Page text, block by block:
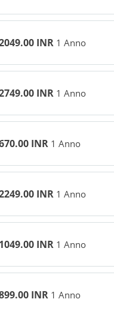
INR 1 Anno
INR 1 Anno
INR 1 Anno
INR 1 Anno
INR 1 Anno
INR 1 Anno